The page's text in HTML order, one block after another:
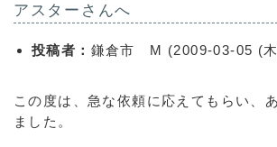
アスターさんへ
投稿者： 鎌倉市 M (2009-03-05 (
この度は、急な依頼に応えてもらい、
ました。